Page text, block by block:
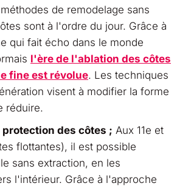
de remodelage sans
sont à l'ordre du jour. Grâce à
qui fait écho dans le monde
l'ère de l'ablation des côtes
fine est révolue. Les techniques
visent à modifier la forme
réduire.
des côtes ; Aux 11e et
flottantes), il est possible
sans extraction, en les
l'intérieur. Grâce à l'approche